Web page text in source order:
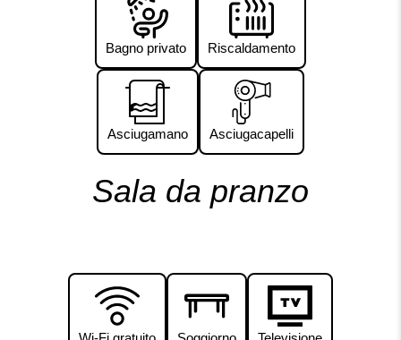
Bagno privato Riscaldamento
Asciugamano Asciugacapelli
Sala da pranzo